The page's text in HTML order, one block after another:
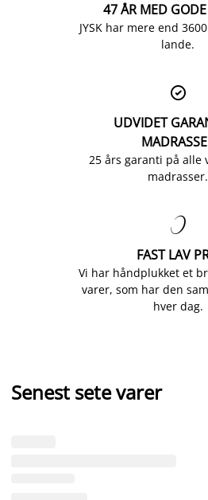
47 ÅR MED
JYSK har mere end
lande.

UDVIDET
25 års garanti på alle
madrasser.

FAST LAV
Vi har håndplukket et
varer, som har den
hver dag.
Senest sete varer